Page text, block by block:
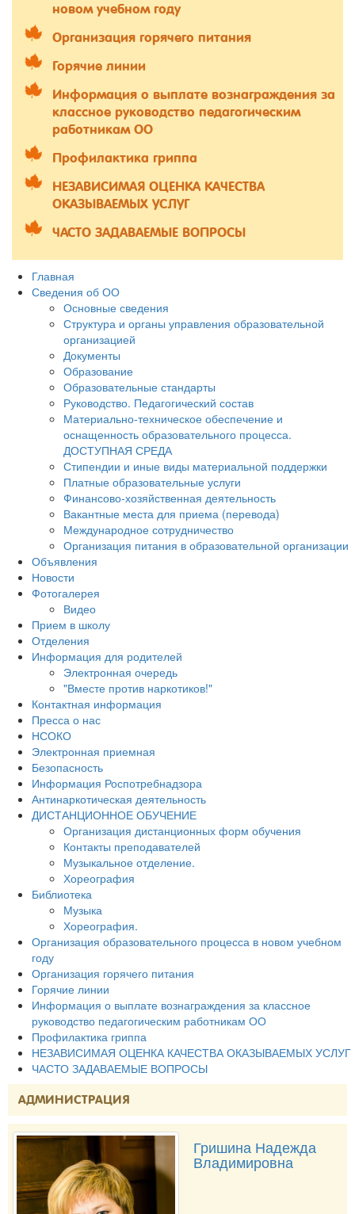
новом учебном году
Организация горячего питания
Горячие линии
Информация о выплате вознаграждения за
классное руководство педагогическим
работникам ОО
Профилактика гриппа
НЕЗАВИСИМАЯ ОЦЕНКА КАЧЕСТВА
ОКАЗЫВАЕМЫХ УСЛУГ
ЧАСТО ЗАДАВАЕМЫЕ ВОПРОСЫ
Главная
Сведения об ОО
Основные сведения
Структура и органы управления образовательной
организацией
Документы
Образование
Образовательные стандарты
Руководство. Педагогический состав
Материально-техническое обеспечение и
оснащенность образовательного процесса.
ДОСТУПНАЯ СРЕДА
Стипендии и иные виды материальной поддержки
Платные образовательные услуги
Финансово-хозяйственная деятельность
Вакантные места для приема (перевода)
Международное сотрудничество
Организация питания в образовательной организации
Объявления
Новости
Фотогалерея
Видео
Прием в школу
Отделения
Информация для родителей
Электронная очередь
"Вместе против наркотиков!"
Контактная информация
Пресса о нас
НСОКО
Электронная приемная
Безопасность
Информация Роспотребнадзора
Антинаркотическая деятельность
ДИСТАНЦИОННОЕ ОБУЧЕНИЕ
Организация дистанционных форм обучения
Контакты преподавателей
Музыкальное отделение.
Хореография
Библиотека
Музыка
Хореография.
Организация образовательного процесса в новом учебном
году
Организация горячего питания
Горячие линии
Информация о выплате вознаграждения за классное
руководство педагогическим работникам ОО
Профилактика гриппа
НЕЗАВИСИМАЯ ОЦЕНКА КАЧЕСТВА ОКАЗЫВАЕМЫХ УСЛУГ
ЧАСТО ЗАДАВАЕМЫЕ ВОПРОСЫ
АДМИНИСТРАЦИЯ
Гришина Надежда
Владимировна